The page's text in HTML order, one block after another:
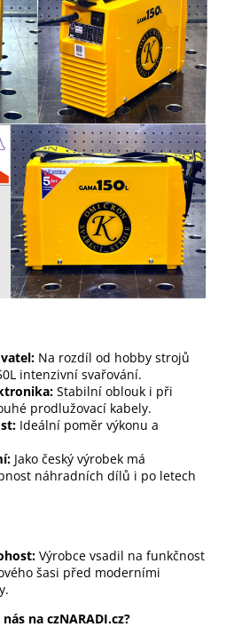
Na rozdíl od hobby strojů
intenzivní svařování.
Stabilní oblouk i při
prodlužovací kabely.
Ideální poměr výkonu a
Jako český výrobek má
náhradních dílů i po letech
Výrobce vsadil na funkčnost
šasi před moderními
na czNARADI.cz?